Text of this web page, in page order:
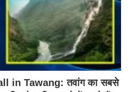
in Tawang: तवांग का सबसे